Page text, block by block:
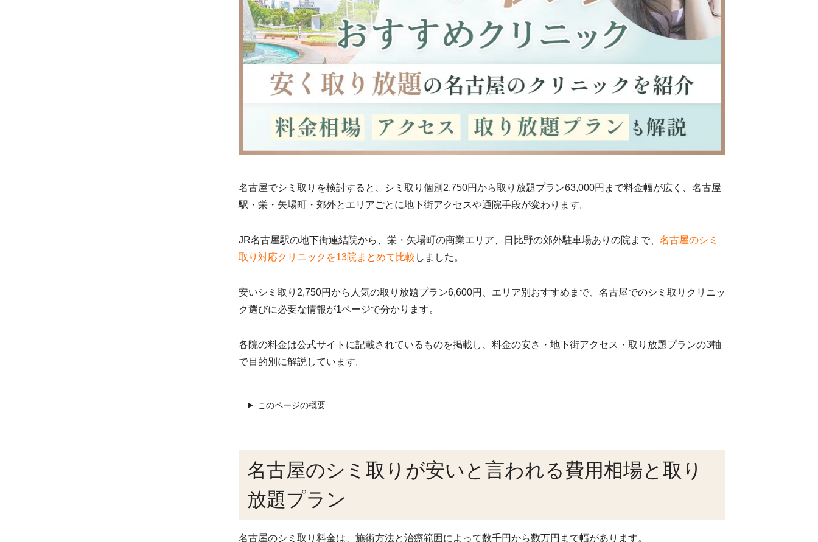
名古屋でシミ取りを検討すると、シミ取り個別2,750円から取り放題プラン63,000円まで料金幅が広く、名古屋
駅・栄・矢場町・郊外とエリアごとに地下街アクセスや通院手段が変わります。
JR名古屋駅の地下街連結院から、栄・矢場町の商業エリア、日比野の郊外駐車場ありの院まで、 名古屋のシミ
取り対応クリニックを13院まとめて比較 しました。
安いシミ取り2,750円から人気の取り放題プラン6,600円、エリア別おすすめまで、名古屋でのシミ取りクリニッ
ク選びに必要な情報が1ページで分かります。
各院の料金は公式サイトに記載されているものを掲載し、料金の安さ・地下街アクセス・取り放題プランの3軸
で目的別に解説しています。
このページの概要
名古屋のシミ取りが安いと言われる費用相場と取り
放題プラン
名古屋のシミ取り料金は、施術方法と治療範囲によって数千円から数万円まで幅があります。